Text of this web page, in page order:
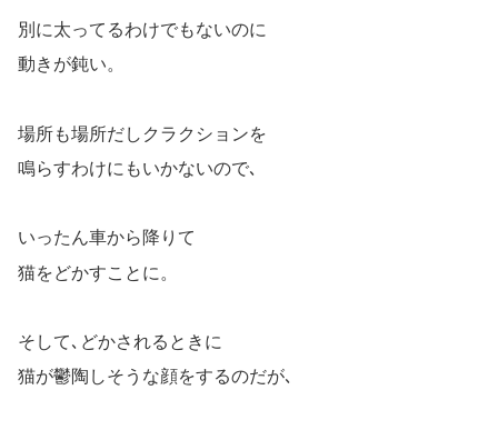
別に太ってるわけでもないのに
動きが鈍い。
場所も場所だしクラクションを
鳴らすわけにもいかないので､
いったん車から降りて
猫をどかすことに。
そして､どかされるときに
猫が鬱陶しそうな顔をするのだが､